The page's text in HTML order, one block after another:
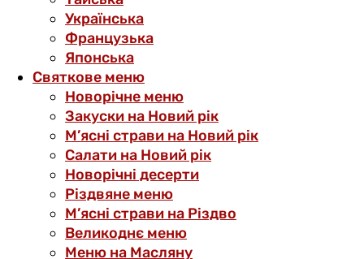
Українська
Французька
Японська
Святкове меню
Новорічне меню
Закуски на Новий рік
М’ясні страви на Новий рік
Салати на Новий рік
Новорічні десерти
Різдвяне меню
М’ясні страви на Різдво
Великоднє меню
Меню на Масляну